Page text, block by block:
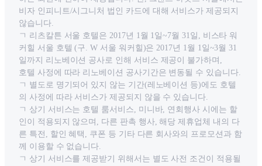
비자 인피니트/시그니처 법인 카드에 대해 서비스가 제공되지
않습니다.
ㄱ 리츠칼튼 서울 호텔은 2017년 1월 1일~7월 31일, 비스타 워
커힐 서울 호텔 (구. W 서울 워커힐)은 2017년 1월 1일~3월 31
일까지 리노베이션 공사로 인해 서비스 제공이 불가하며,
호텔 사정에 따라 리노베이션 공사기간은 변동될 수 있습니다.
ㄱ 별도로 명기되어 있지 않는 기간(레노베이션 등)에도 호텔
의 사정에 따라 서비스가 제공되지 않을 수 있습니다.
ㄱ 상기 서비스는 호텔 룸서비스, 미니바, 연회행사 시에는 할
인이 적용되지 않으며, 다른 판촉 행사, 해당 제휴업체 내의 다
른 특전, 할인 혜택, 쿠폰 등 기타 다른 회사와의 프로모션과 함
께 이용할 수 없습니다.
ㄱ 상기 서비스를 제공받기 위해서는 별도 사전 조건이 적용될